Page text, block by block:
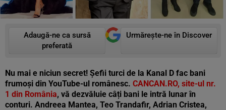
Adaugă-ne ca sursă
preferată
Urmărește-ne în Discover
Nu mai e niciun secret! Șefii turci de la Kanal D fac bani
frumoși din YouTube-ul românesc. CANCAN.RO, site-ul nr.
1 din România, vă dezvăluie câți bani le intră lunar în
conturi. Andreea Mantea, Teo Trandafir, Adrian Cristea,